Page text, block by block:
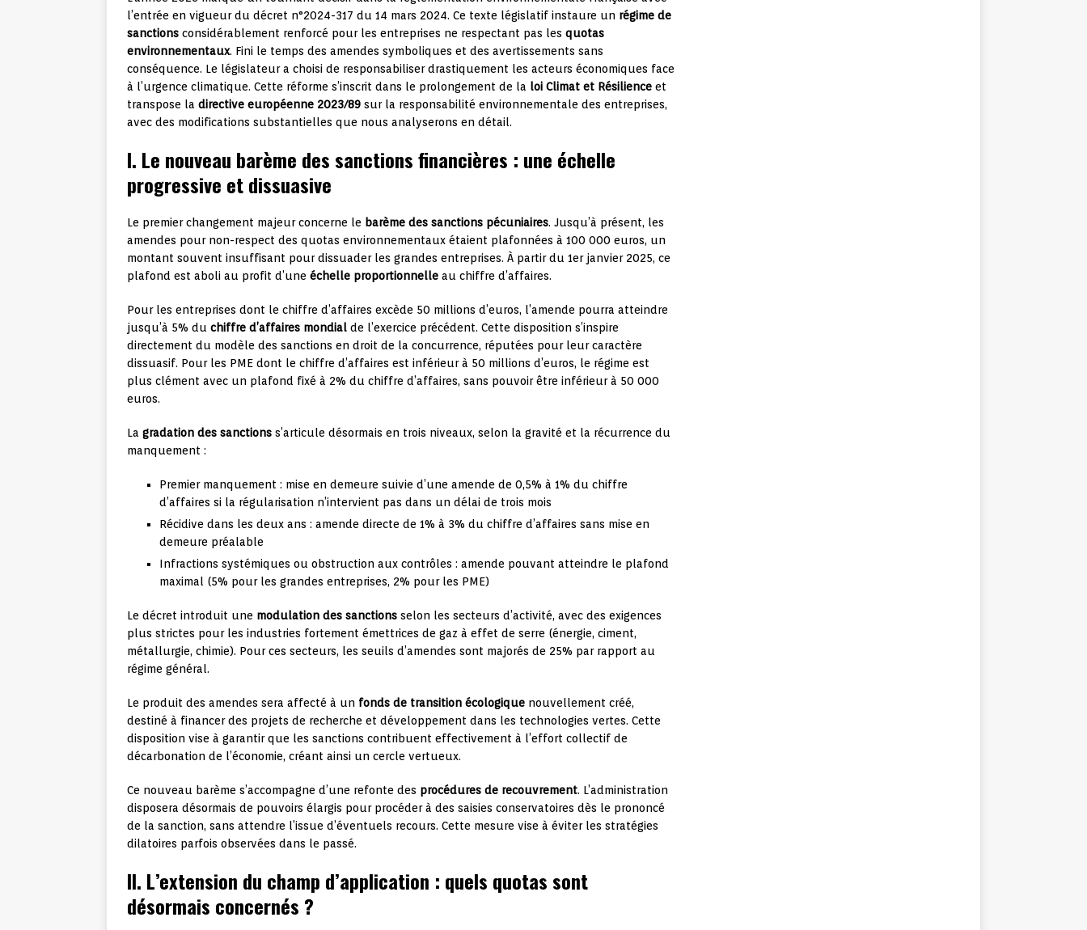
l’entrée en vigueur du décret n°2024-317 du 14 mars 2024. Ce texte législatif instaure un régime de
sanctions considérablement renforcé pour les entreprises ne respectant pas les quotas
environnementaux. Fini le temps des amendes symboliques et des avertissements sans
conséquence. Le législateur a choisi de responsabiliser drastiquement les acteurs économiques face
à l’urgence climatique. Cette réforme s’inscrit dans le prolongement de la loi Climat et Résilience et
transpose la directive européenne 2023/89 sur la responsabilité environnementale des entreprises,
avec des modifications substantielles que nous analyserons en détail.
I. Le nouveau barème des sanctions financières : une échelle
progressive et dissuasive
Le premier changement majeur concerne le barème des sanctions pécuniaires. Jusqu’à présent, les
amendes pour non-respect des quotas environnementaux étaient plafonnées à 100 000 euros, un
montant souvent insuffisant pour dissuader les grandes entreprises. À partir du 1er janvier 2025, ce
plafond est aboli au profit d’une échelle proportionnelle au chiffre d’affaires.
Pour les entreprises dont le chiffre d’affaires excède 50 millions d’euros, l’amende pourra atteindre
jusqu’à 5% du chiffre d’affaires mondial de l’exercice précédent. Cette disposition s’inspire
directement du modèle des sanctions en droit de la concurrence, réputées pour leur caractère
dissuasif. Pour les PME dont le chiffre d’affaires est inférieur à 50 millions d’euros, le régime est
plus clément avec un plafond fixé à 2% du chiffre d’affaires, sans pouvoir être inférieur à 50 000
euros.
La gradation des sanctions s’articule désormais en trois niveaux, selon la gravité et la récurrence du
manquement :
Premier manquement : mise en demeure suivie d’une amende de 0,5% à 1% du chiffre
d’affaires si la régularisation n’intervient pas dans un délai de trois mois
Récidive dans les deux ans : amende directe de 1% à 3% du chiffre d’affaires sans mise en
demeure préalable
Infractions systémiques ou obstruction aux contrôles : amende pouvant atteindre le plafond
maximal (5% pour les grandes entreprises, 2% pour les PME)
Le décret introduit une modulation des sanctions selon les secteurs d’activité, avec des exigences
plus strictes pour les industries fortement émettrices de gaz à effet de serre (énergie, ciment,
métallurgie, chimie). Pour ces secteurs, les seuils d’amendes sont majorés de 25% par rapport au
régime général.
Le produit des amendes sera affecté à un fonds de transition écologique nouvellement créé,
destiné à financer des projets de recherche et développement dans les technologies vertes. Cette
disposition vise à garantir que les sanctions contribuent effectivement à l’effort collectif de
décarbonation de l’économie, créant ainsi un cercle vertueux.
Ce nouveau barème s’accompagne d’une refonte des procédures de recouvrement. L’administration
disposera désormais de pouvoirs élargis pour procéder à des saisies conservatoires dès le prononcé
de la sanction, sans attendre l’issue d’éventuels recours. Cette mesure vise à éviter les stratégies
dilatoires parfois observées dans le passé.
II. L’extension du champ d’application : quels quotas sont
désormais concernés ?